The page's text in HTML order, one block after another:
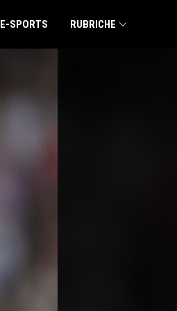
E-SPORTS RUBRICHE